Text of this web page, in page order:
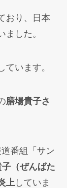
おり、日本
した。
います。
膳場貴子さ
番組「サン
（ぜんばた
上 していま